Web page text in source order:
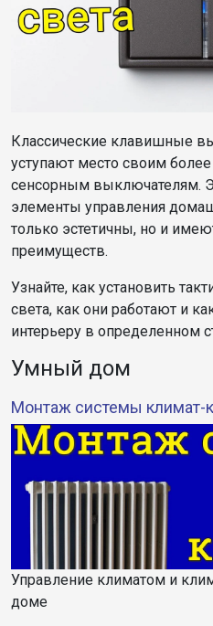
Классические клавишные
уступают место своим
сенсорным выключателям.
элементы управления
только эстетичны, но и
преимуществ.
Узнайте, как установить
света, как они работают и
интерьеру в определенном
Умный дом
Монтаж системы климат-
Управление климатом и
доме